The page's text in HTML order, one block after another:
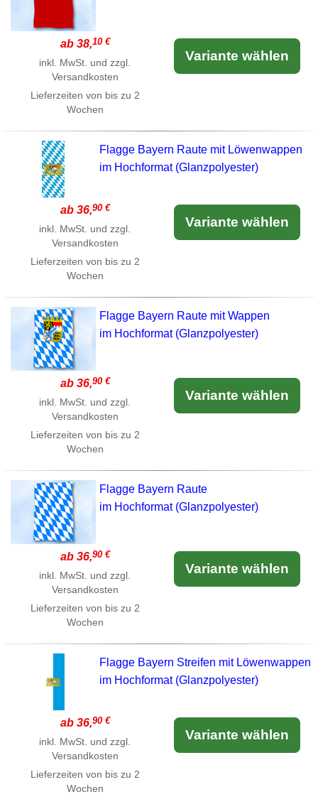
ab 38,10 €
inkl. MwSt. und zzgl.
Versandkosten
Lieferzeiten von bis zu 2
Wochen
Variante wählen
Flagge Bayern Raute mit Löwenwappen
im Hochformat (Glanzpolyester)
ab 36,90 €
inkl. MwSt. und zzgl.
Versandkosten
Lieferzeiten von bis zu 2
Wochen
Variante wählen
Flagge Bayern Raute mit Wappen
im Hochformat (Glanzpolyester)
ab 36,90 €
inkl. MwSt. und zzgl.
Versandkosten
Lieferzeiten von bis zu 2
Wochen
Variante wählen
Flagge Bayern Raute
im Hochformat (Glanzpolyester)
ab 36,90 €
inkl. MwSt. und zzgl.
Versandkosten
Lieferzeiten von bis zu 2
Wochen
Variante wählen
Flagge Bayern Streifen mit Löwenwappen
im Hochformat (Glanzpolyester)
ab 36,90 €
inkl. MwSt. und zzgl.
Versandkosten
Lieferzeiten von bis zu 2
Wochen
Variante wählen